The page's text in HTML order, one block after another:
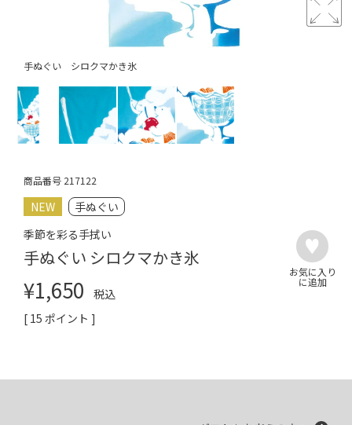
手ぬぐい シロクマかき氷
商品番号 217122
NEW
手ぬぐい
季節を彩る手拭い
手ぬぐい シロクマかき氷
¥1,650
税込
[ 15 ポイント ]